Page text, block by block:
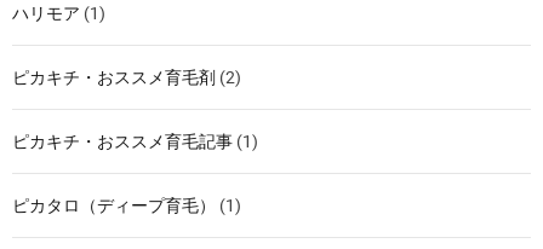
ハリモア (1)
ピカキチ・おススメ育毛剤 (2)
ピカキチ・おススメ育毛記事 (1)
ピカタロ（ディープ育毛） (1)